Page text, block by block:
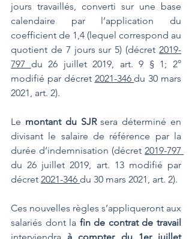
jours travaillés, converti sur une base
calendaire par l’application du
coefficient de 1,4 (lequel correspond au
quotient de 7 jours sur 5) (décret 2019-
797 du 26 juillet 2019, art. 9 § 1; 2°
modifié par décret 2021-346 du 30 mars
2021, art. 2).
Le montant du SJR sera déterminé en
divisant le salaire de référence par la
durée d’indemnisation (décret
du 26 juillet 2019, art. 13 modifié par
décret 2021-346 du 30 mars 2021, art. 2).
Ces nouvelles règles s’appliqueront aux
salariés dont la fin de contrat de travail